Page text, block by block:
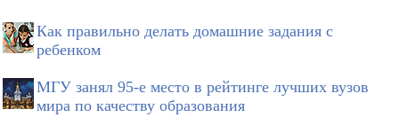
Как правильно делать домашние задания с
ребенком
МГУ занял 95-е место в рейтинге лучших вузов
мира по качеству образования